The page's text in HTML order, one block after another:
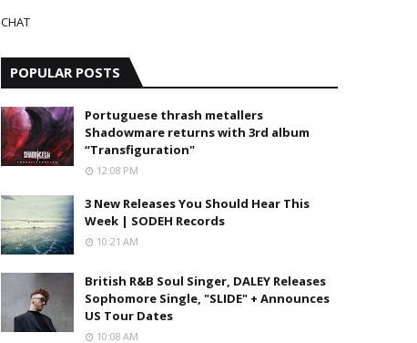
CHAT
POPULAR POSTS
Portuguese thrash metallers
Shadowmare returns with 3rd album
“Transfiguration"
12:08 PM
3 New Releases You Should Hear This
Week | SODEH Records
10:21 AM
British R&B Soul Singer, DALEY Releases
Sophomore Single, "SLIDE" + Announces
US Tour Dates
10:08 AM